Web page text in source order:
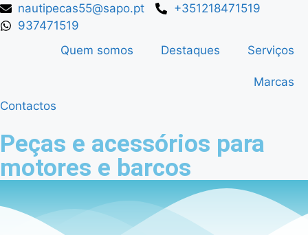
nautipecas55@sapo.pt
+351218471519
937471519
Quem somos
Destaques Serviços
Marcas
Contactos
Peças e acessórios para
motores e barcos